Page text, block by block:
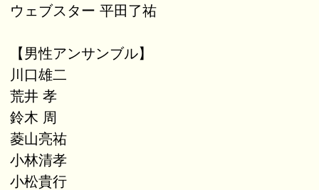
ウェブスター 平田了祐
【男性アンサンブル】
川口雄二
荒井 孝
鈴木 周
菱山亮祐
小林清孝
小松貴行